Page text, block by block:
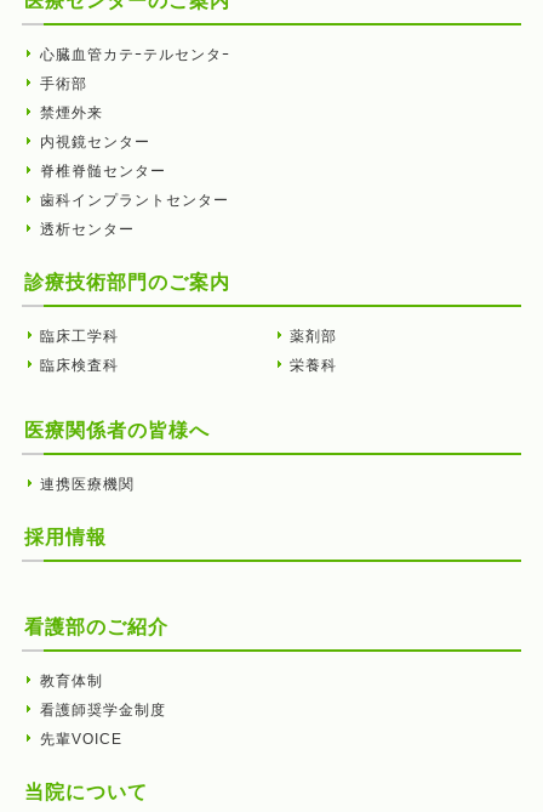
心臓血管カテｰテルセンタｰ
手術部
禁煙外来
内視鏡センター
脊椎脊髄センター
歯科インプラントセンター
透析センター
診療技術部門のご案内
臨床工学科
臨床検査科
薬剤部
栄養科
医療関係者の皆様へ
連携医療機関
採用情報
看護部のご紹介
教育体制
看護師奨学金制度
先輩VOICE
当院について